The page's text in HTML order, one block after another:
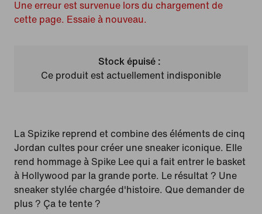
Une erreur est survenue lors du chargement de
cette page. Essaie à nouveau.
Stock épuisé :
Ce produit est actuellement indisponible
La Spizike reprend et combine des éléments de cinq
Jordan cultes pour créer une sneaker iconique. Elle
rend hommage à Spike Lee qui a fait entrer le basket
à Hollywood par la grande porte. Le résultat ? Une
sneaker stylée chargée d'histoire. Que demander de
plus ? Ça te tente ?